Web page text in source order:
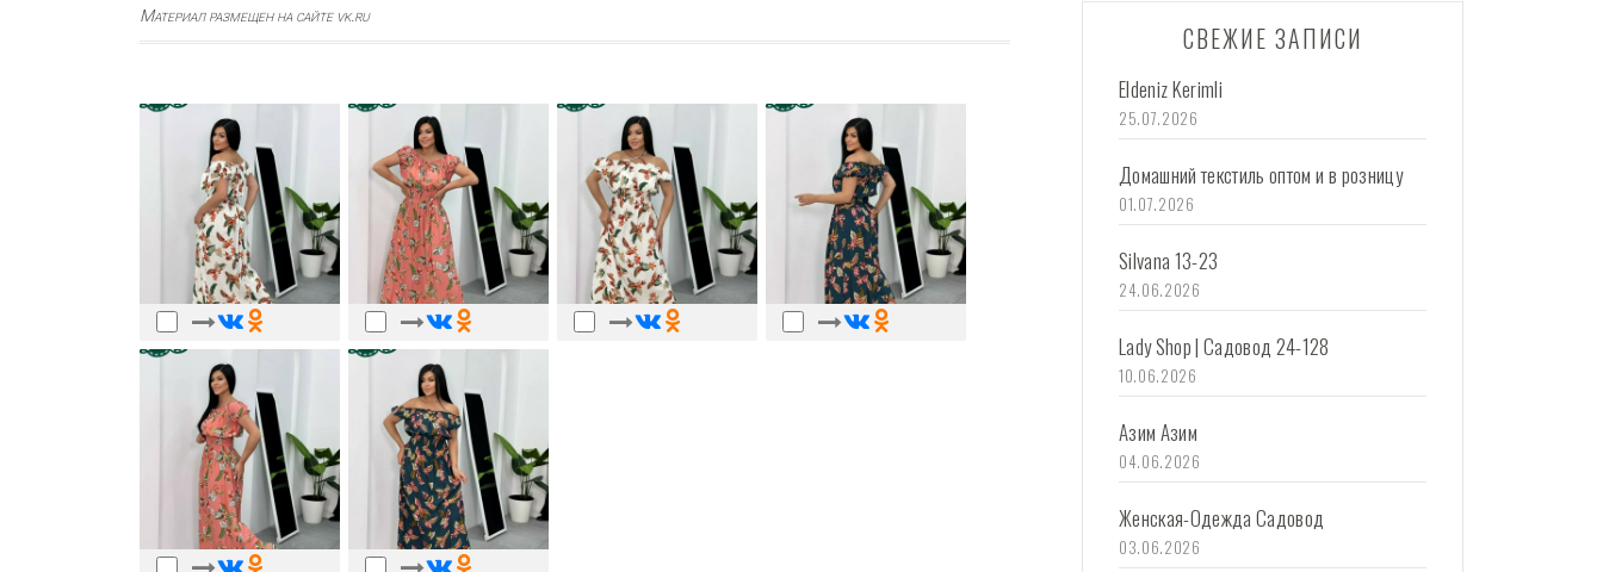
Материал размещен на сайте vk.ru
СВЕЖИЕ ЗАПИСИ
Eldeniz Kerimli
25.07.2026
Домашний текстиль оптом и в розницу
01.07.2026
Silvana 13-23
24.06.2026
Lady Shop | Садовод 24-128
10.06.2026
Азим Азим
04.06.2026
Женская-Одежда Садовод
03.06.2026